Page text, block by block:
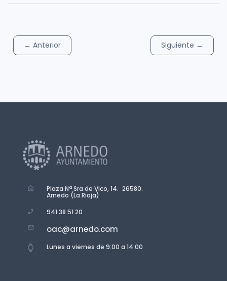
← Anterior Siguiente →
Plaza Nª Sra de Vico, 14. 26580.
Arnedo (La Rioja)
941 38 51 20
oac@arnedo.com
Lunes a viernes de 9:00 a 14:00